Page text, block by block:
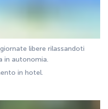
libere rilassandoti
in autonomia.
in hotel.